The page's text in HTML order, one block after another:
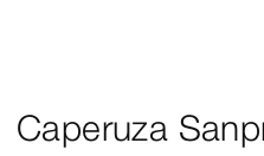
Caperuza